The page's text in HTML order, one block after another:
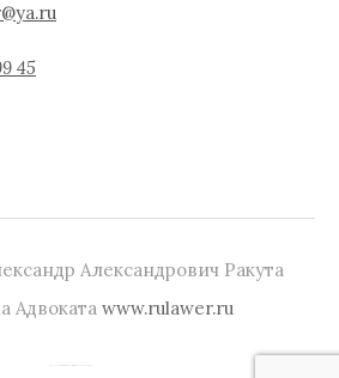
45
Александрович Ракута
Адвоката www.rulawer.ru